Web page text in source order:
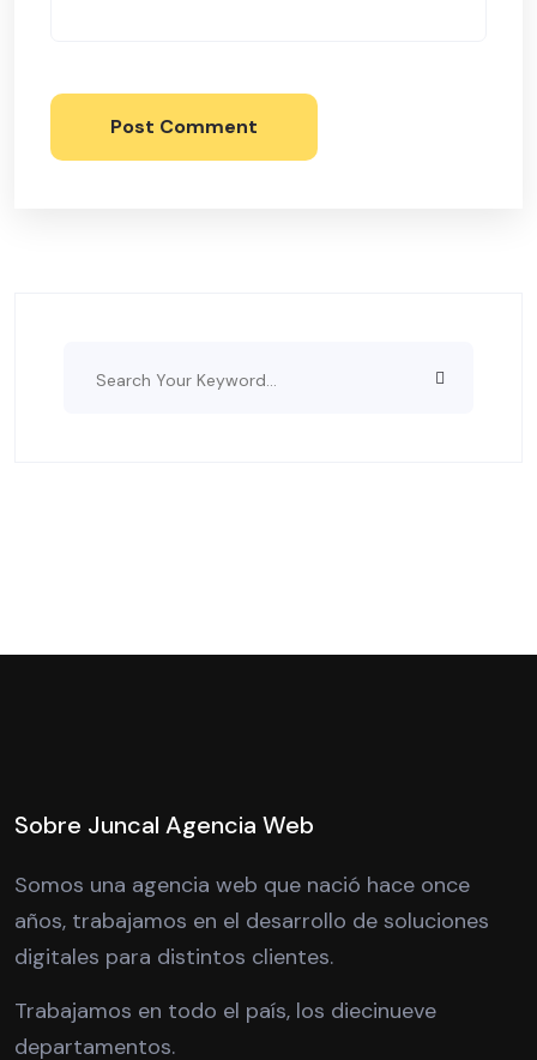
Post Comment
Sobre Juncal Agencia Web
Somos una agencia web que nació hace once
años, trabajamos en el desarrollo de soluciones
digitales para distintos clientes.
Trabajamos en todo el país, los diecinueve
departamentos.